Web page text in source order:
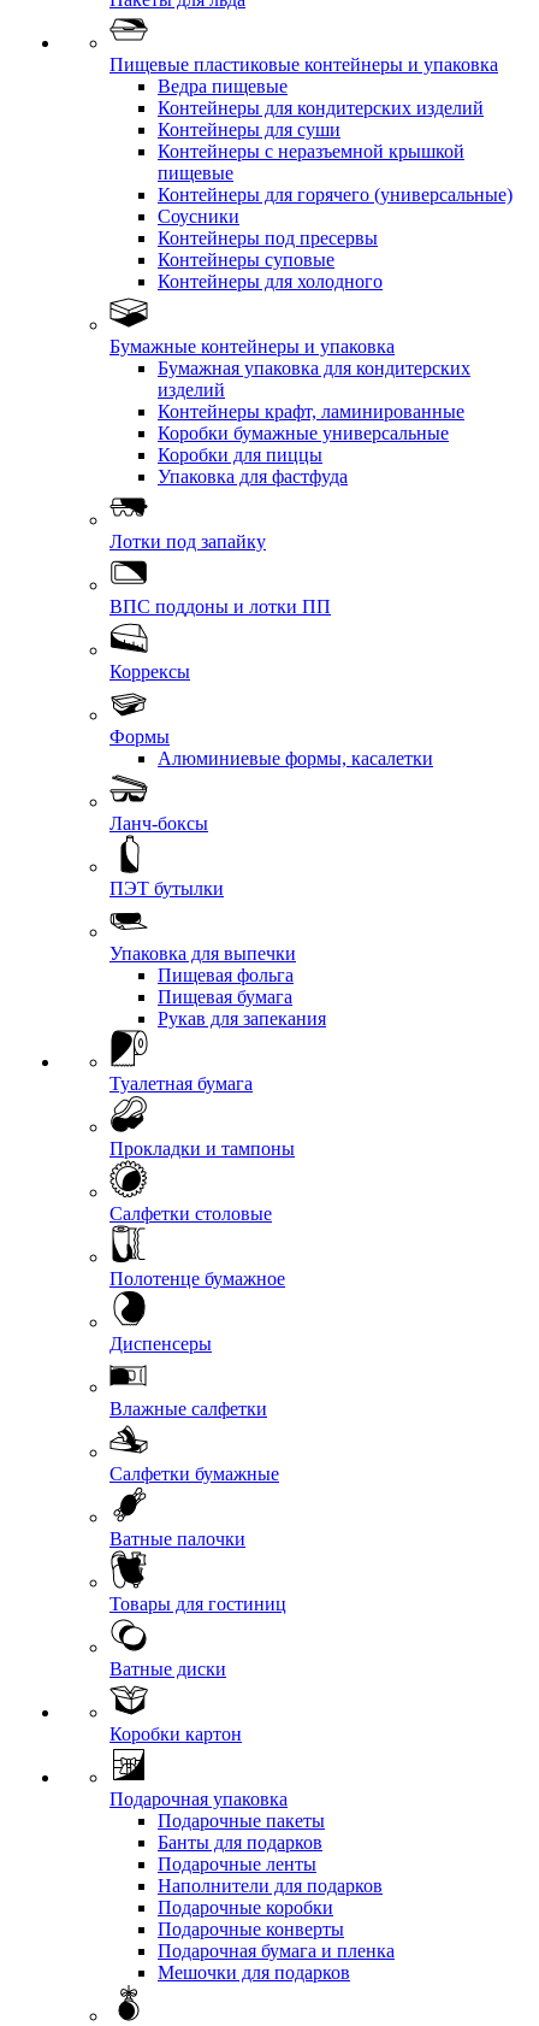
Пищевые пластиковые контейнеры и упаковка
Ведра пищевые
Контейнеры для кондитерских изделий
Контейнеры для суши
Контейнеры с неразъемной крышкой
пищевые
Контейнеры для горячего (универсальные)
Соусники
Контейнеры под пресервы
Контейнеры суповые
Контейнеры для холодного
Бумажные контейнеры и упаковка
Бумажная упаковка для кондитерских
изделий
Контейнеры крафт, ламинированные
Коробки бумажные универсальные
Коробки для пиццы
Упаковка для фастфуда
Лотки под запайку
ВПС поддоны и лотки ПП
Коррексы
Формы
Алюминиевые формы, касалетки
Ланч-боксы
ПЭТ бутылки
Упаковка для выпечки
Пищевая фольга
Пищевая бумага
Рукав для запекания
Туалетная бумага
Прокладки и тампоны
Салфетки столовые
Полотенце бумажное
Диспенсеры
Влажные салфетки
Салфетки бумажные
Ватные палочки
Товары для гостиниц
Ватные диски
Коробки картон
Подарочная упаковка
Подарочные пакеты
Банты для подарков
Подарочные ленты
Наполнители для подарков
Подарочные коробки
Подарочные конверты
Подарочная бумага и пленка
Мешочки для подарков